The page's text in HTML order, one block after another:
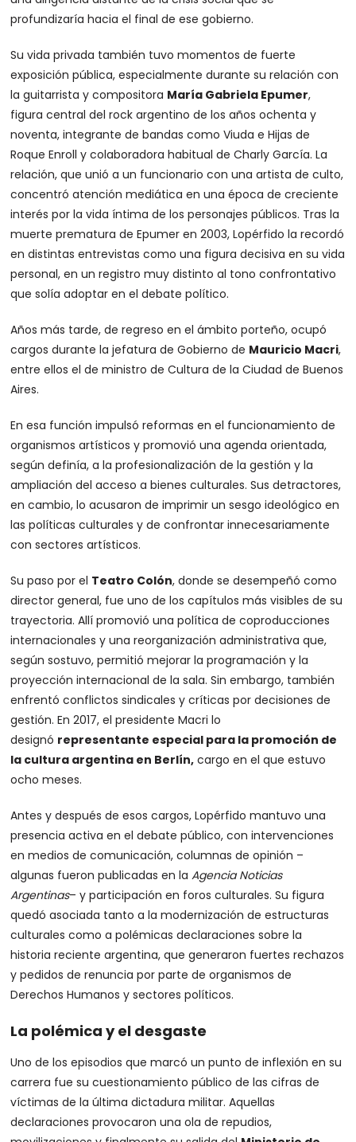
profundizaría hacia el final de ese gobierno.
Su vida privada también tuvo momentos de fuerte
exposición pública, especialmente durante su relación con
la guitarrista y compositora María Gabriela Epumer,
figura central del rock argentino de los años ochenta y
noventa, integrante de bandas como Viuda e Hijas de
Roque Enroll y colaboradora habitual de Charly García. La
relación, que unió a un funcionario con una artista de culto,
concentró atención mediática en una época de creciente
interés por la vida íntima de los personajes públicos. Tras la
muerte prematura de Epumer en 2003, Lopérfido la recordó
en distintas entrevistas como una figura decisiva en su vida
personal, en un registro muy distinto al tono confrontativo
que solía adoptar en el debate político.
Años más tarde, de regreso en el ámbito porteño, ocupó
cargos durante la jefatura de Gobierno de Mauricio Macri,
entre ellos el de ministro de Cultura de la Ciudad de Buenos
Aires.
En esa función impulsó reformas en el funcionamiento de
organismos artísticos y promovió una agenda orientada,
según definía, a la profesionalización de la gestión y la
ampliación del acceso a bienes culturales. Sus detractores,
en cambio, lo acusaron de imprimir un sesgo ideológico en
las políticas culturales y de confrontar innecesariamente
con sectores artísticos.
Su paso por el Teatro Colón, donde se desempeñó como
director general, fue uno de los capítulos más visibles de su
trayectoria. Allí promovió una política de coproducciones
internacionales y una reorganización administrativa que,
según sostuvo, permitió mejorar la programación y la
proyección internacional de la sala. Sin embargo, también
enfrentó conflictos sindicales y críticas por decisiones de
gestión. En 2017, el presidente Macri lo
designó representante especial para la promoción de
la cultura argentina en Berlín, cargo en el que estuvo
ocho meses.
Antes y después de esos cargos, Lopérfido mantuvo una
presencia activa en el debate público, con intervenciones
en medios de comunicación, columnas de opinión –
algunas fueron publicadas en laAgencia Noticias
Argentinas– y participación en foros culturales. Su figura
quedó asociada tanto a la modernización de estructuras
culturales como a polémicas declaraciones sobre la
historia reciente argentina, que generaron fuertes rechazos
y pedidos de renuncia por parte de organismos de
Derechos Humanos y sectores políticos.
La polémica y el desgaste
Uno de los episodios que marcó un punto de inflexión en su
carrera fue su cuestionamiento público de las cifras de
víctimas de la última dictadura militar. Aquellas
declaraciones provocaron una ola de repudios,